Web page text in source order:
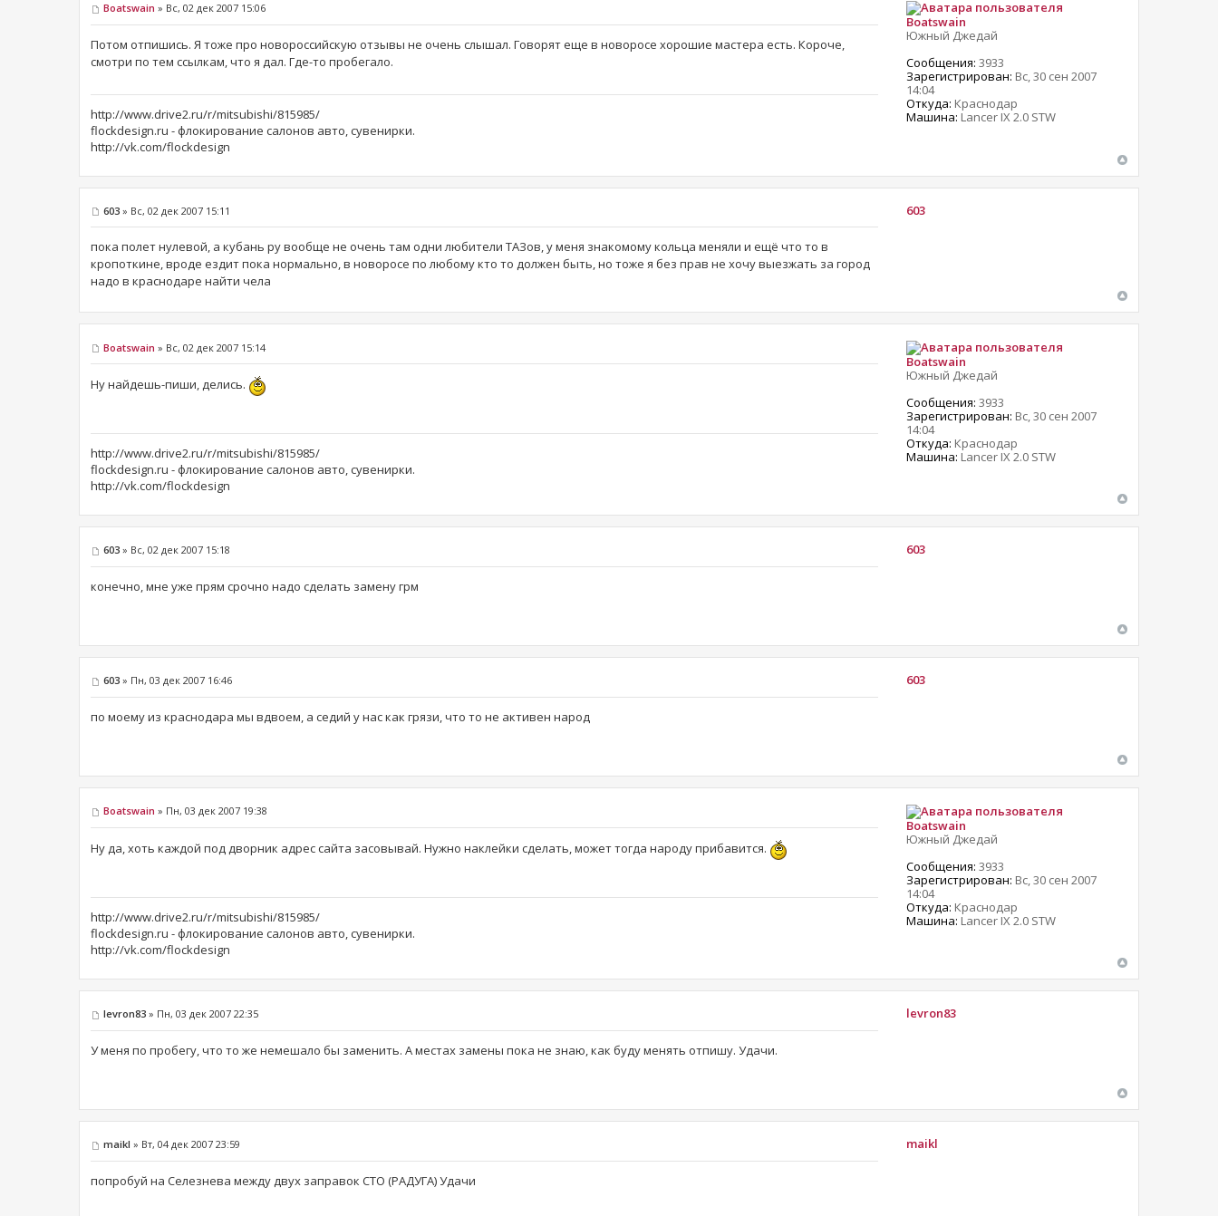
Boatswain » Вс, 02 дек 2007 15:06
Потом отпишись. Я тоже про новороссийскую отзывы не очень слышал. Говорят еще в новоросе хорошие мастера есть. Короче,
смотри по тем ссылкам, что я дал. Где-то пробегало.
http://www.drive2.ru/r/mitsubishi/815985/
flockdesign.ru - флокирование салонов авто, сувенирки.
http://vk.com/flockdesign
Boatswain
Южный Джедай
Сообщения: 3933
Зарегистрирован: Вс, 30 сен 2007
14:04
Откуда: Краснодар
Машина: Lancer IX 2.0 STW
603 » Вс, 02 дек 2007 15:11
пока полет нулевой, а кубань ру вообще не очень там одни любители ТАЗов, у меня знакомому кольца меняли и ещё что то в
кропоткине, вроде ездит пока нормально, в новоросе по любому кто то должен быть, но тоже я без прав не хочу выезжать за город
надо в краснодаре найти чела
603
Boatswain » Вс, 02 дек 2007 15:14
Ну найдешь-пиши, делись.
http://www.drive2.ru/r/mitsubishi/815985/
flockdesign.ru - флокирование салонов авто, сувенирки.
http://vk.com/flockdesign
Boatswain
Южный Джедай
Сообщения: 3933
Зарегистрирован: Вс, 30 сен 2007
14:04
Откуда: Краснодар
Машина: Lancer IX 2.0 STW
603 » Вс, 02 дек 2007 15:18
конечно, мне уже прям срочно надо сделать замену грм
603
603 » Пн, 03 дек 2007 16:46
по моему из краснодара мы вдвоем, а седий у нас как грязи, что то не активен народ
603
Boatswain » Пн, 03 дек 2007 19:38
Ну да, хоть каждой под дворник адрес сайта засовывай. Нужно наклейки сделать, может тогда народу прибавится.
http://www.drive2.ru/r/mitsubishi/815985/
flockdesign.ru - флокирование салонов авто, сувенирки.
http://vk.com/flockdesign
Boatswain
Южный Джедай
Сообщения: 3933
Зарегистрирован: Вс, 30 сен 2007
14:04
Откуда: Краснодар
Машина: Lancer IX 2.0 STW
levron83 » Пн, 03 дек 2007 22:35
У меня по пробегу, что то же немешало бы заменить. А местах замены пока не знаю, как буду менять отпишу. Удачи.
levron83
maikl » Вт, 04 дек 2007 23:59
попробуй на Селезнева между двух заправок СТО (РАДУГА) Удачи
maikl